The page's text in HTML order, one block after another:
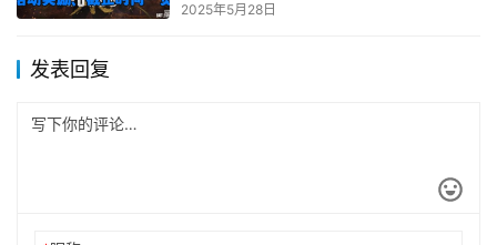
2025年5月28日
发表回复